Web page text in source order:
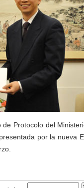
Protocolo del
por la nueva